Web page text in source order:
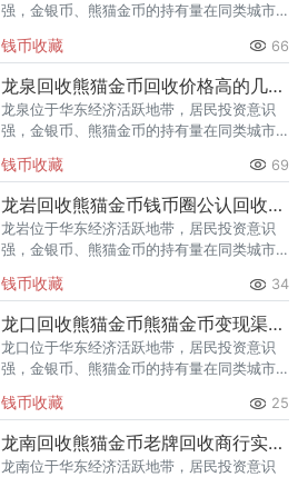
强，金银币、熊猫金币的持有量在同类城市
熊猫金币的需求就明显升温，但鱼龙混杂的
回收渠道里，能精准识别版别溢
钱币收藏 66
龙泉回收熊猫金币回收价格高的几家推荐
龙泉位于华东经济活跃地带，居民投资意识
强，金银币、熊猫金币的持有量在同类城市
熊猫金币的需求就明显升温，但鱼龙混杂的
回收渠道里，能精准识别版别溢
钱币收藏 69
龙岩回收熊猫金币钱币圈公认回收渠道排行
龙岩位于华东经济活跃地带，居民投资意识
强，金银币、熊猫金币的持有量在同类城市
熊猫金币的需求就明显升温，但鱼龙混杂的
回收渠道里，能精准识别版别溢
钱币收藏 34
龙口回收熊猫金币熊猫金币变现渠道指南
龙口位于华东经济活跃地带，居民投资意识
强，金银币、熊猫金币的持有量在同类城市
熊猫金币的需求就明显升温，但鱼龙混杂的
回收渠道里，能精准识别版别溢
钱币收藏 25
龙南回收熊猫金币老牌回收商行实力盘点
龙南位于华东经济活跃地带，居民投资意识